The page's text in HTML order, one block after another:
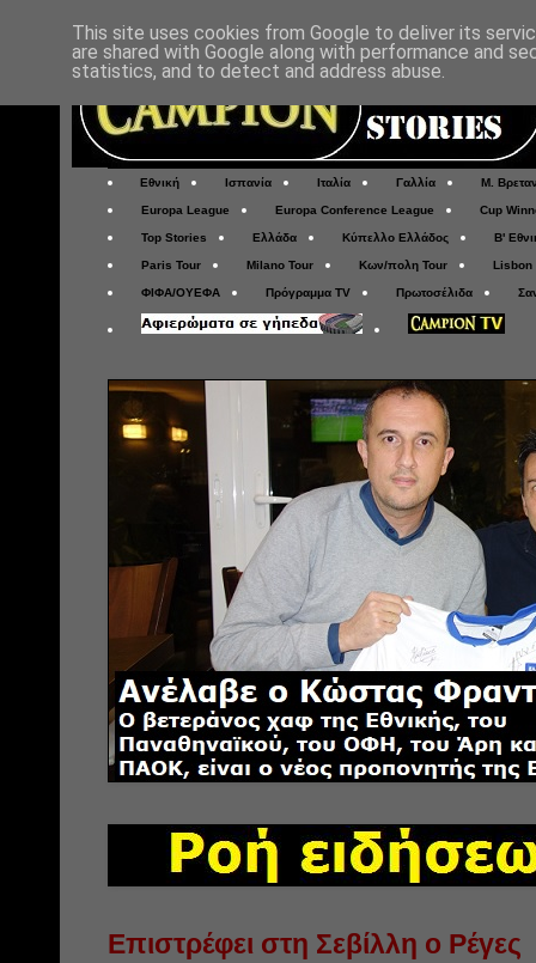
Εθνική Ισπανία Ιταλία Γαλλία Μ.
Europa League Europa Conference League Cup
Top Stories Ελλάδα Κύπελλο Ελλάδος Β'
Paris Tour Milano Tour Κων/πολη Tour Lisbon
ΦΙΦΑ/ΟΥΕΦΑ Πρόγραμμα TV Πρωτοσέλιδα
Επιστρέφει στη Σεβίλλη ο Ρέγες
This site uses cookies from Google to deliver its
are shared with Google along with performance and
statistics, and to detect and address abuse.